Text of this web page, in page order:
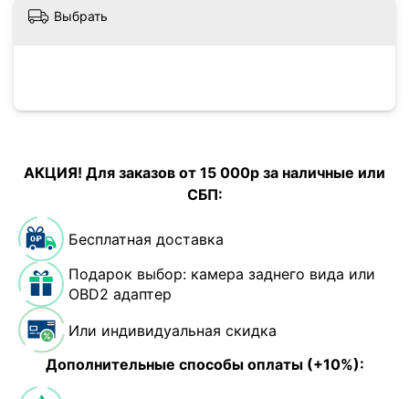
Выбрать
АКЦИЯ! Для заказов от 15 000р за наличные или
СБП:
Бесплатная доставка
Подарок выбор: камера заднего вида или
OBD2 адаптер
Или индивидуальная скидка
Дополнительные способы оплаты (+10%):